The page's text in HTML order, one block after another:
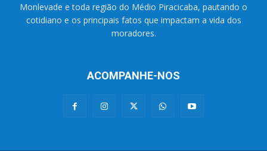
Monlevade e toda região do Médio Piracicaba, pautando o
cotidiano e os principais fatos que impactam a vida dos
moradores.
ACOMPANHE-NOS